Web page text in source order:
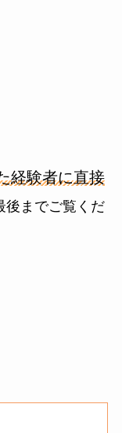
経験者に直接
後までご覧くだ